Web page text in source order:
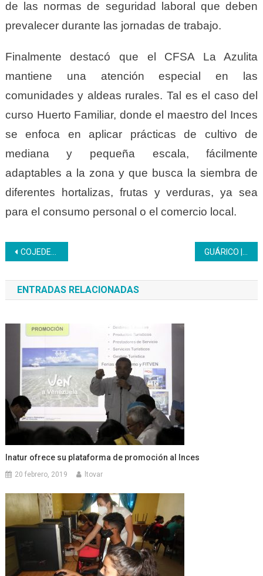
de las normas de seguridad laboral que deben
prevalecer durante las jornadas de trabajo.
Finalmente destacó que el CFSA La Azulita
mantiene una atención especial en las
comunidades y aldeas rurales. Tal es el caso del
curso Huerto Familiar, donde el maestro del Inces
se enfoca en aplicar prácticas de cultivo de
mediana y pequeña escala, fácilmente
adaptables a la zona y que busca la siembra de
diferentes hortalizas, frutas y verduras, ya sea
para el consumo personal o el comercio local.
Navegación
de
entradas
COJEDES | Participantes del Programa Turismo muestran variedad de panes dulces y salados
ENTRADAS RELACIONADAS
Inatur ofrece su plataforma de promoción al Inces
20 febrero, 2019 ltovar